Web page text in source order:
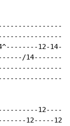
12-14-
12-----12-